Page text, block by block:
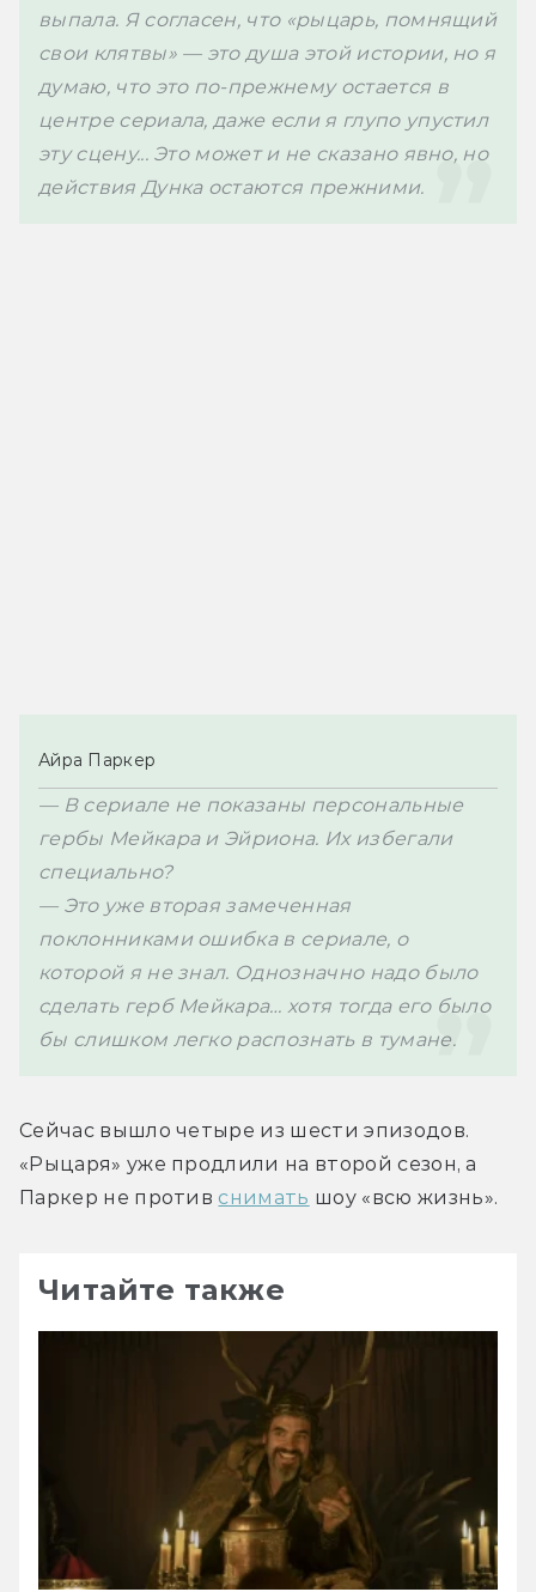
выпала. Я согласен, что «рыцарь, помнящий
свои клятвы» — это душа этой истории, но я
думаю, что это по-прежнему остается в
центре сериала, даже если я глупо упустил
эту сцену... Это может и не сказано явно, но
действия Дунка остаются прежними.
Айра Паркер
— В сериале не показаны персональные
гербы Мейкара и Эйриона. Их избегали
специально?
— Это уже вторая замеченная
поклонниками ошибка в сериале, о
которой я не знал. Однозначно надо было
сделать герб Мейкара… хотя тогда его было
бы слишком легко распознать в тумане.
Сейчас вышло четыре из шести эпизодов.
«Рыцаря» уже продлили на второй сезон, а
Паркер не против снимать шоу «всю жизнь».
Читайте также